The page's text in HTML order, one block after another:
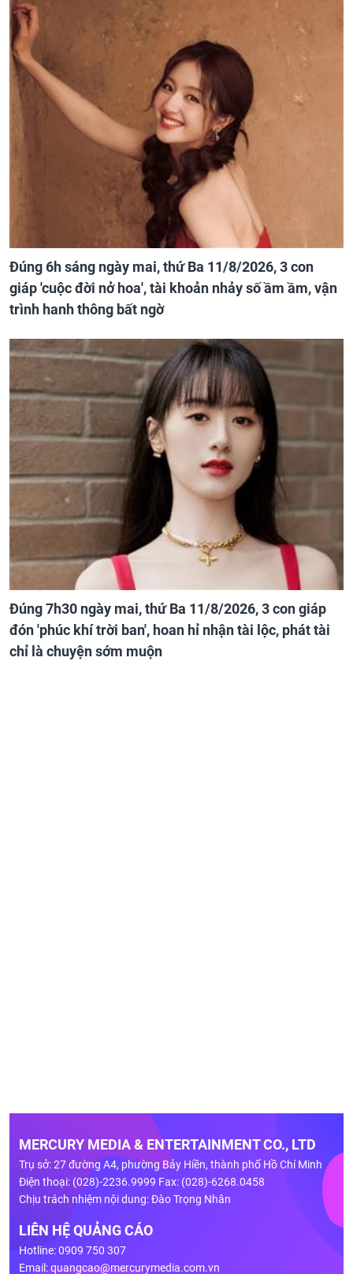
Đúng 6h sáng ngày mai, thứ Ba 11/8/2026, 3 con
giáp 'cuộc đời nở hoa', tài khoản nhảy số ầm ầm, vận
trình hanh thông bất ngờ
Đúng 7h30 ngày mai, thứ Ba 11/8/2026, 3 con giáp
đón 'phúc khí trời ban', hoan hỉ nhận tài lộc, phát tài
chỉ là chuyện sớm muộn
MERCURY MEDIA & ENTERTAINMENT CO., LTD
Trụ sở: 27 đường A4, phường Bảy Hiền, thành phố Hồ Chí Minh
Điện thoại: (028)-2236.9999 Fax: (028)-6268.0458
Chịu trách nhiệm nội dung: Đào Trọng Nhân
LIÊN HỆ QUẢNG CÁO
Hotline: 0909 750 307
Email:quangcao@mercurymedia.com.vn